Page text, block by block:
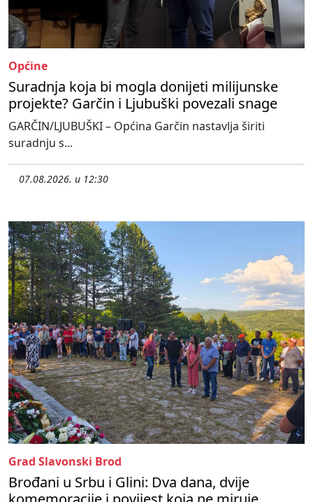
Općine
Suradnja koja bi mogla donijeti milijunske
projekte? Garčin i Ljubuški povezali snage
GARČIN/LJUBUŠKI – Općina Garčin nastavlja širiti
suradnju s...
07.08.2026. u 12:30
Grad Slavonski Brod
Brođani u Srbu i Glini: Dva dana, dvije